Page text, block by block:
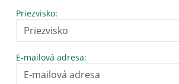
Priezvisko:
E-mailová adresa: